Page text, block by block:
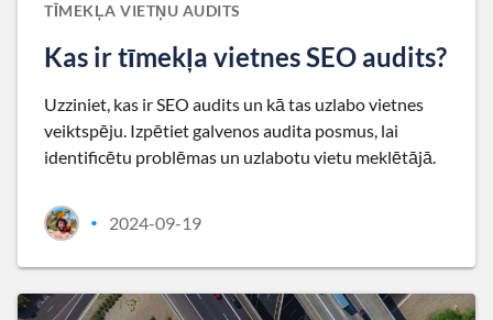
TĪMEKĻA VIETŅU AUDITS
Kas ir tīmekļa vietnes SEO audits?
Uzziniet, kas ir SEO audits un kā tas uzlabo vietnes
veiktspēju. Izpētiet galvenos audita posmus, lai
identificētu problēmas un uzlabotu vietu meklētājā.
• 2024-09-19